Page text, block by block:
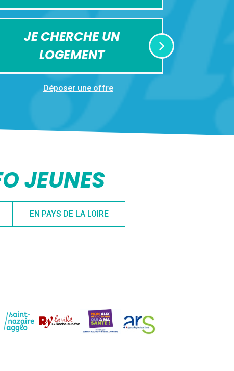
JE CHERCHE UN
LOGEMENT
Déposer une offre
JEUNES
EN PAYS DE LA LOIRE